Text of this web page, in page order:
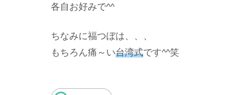
各自お好みで^^
ちなみに福つぼは、、、
もちろん痛～い台湾式です^^笑